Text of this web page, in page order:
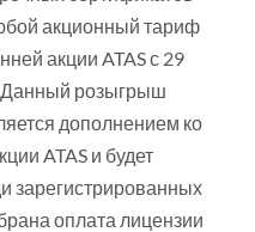
акционный тариф
акции ATAS с 29
Данный розыгрыш
дополнением ко
ATAS и будет
зарегистрированных
оплата лицензии